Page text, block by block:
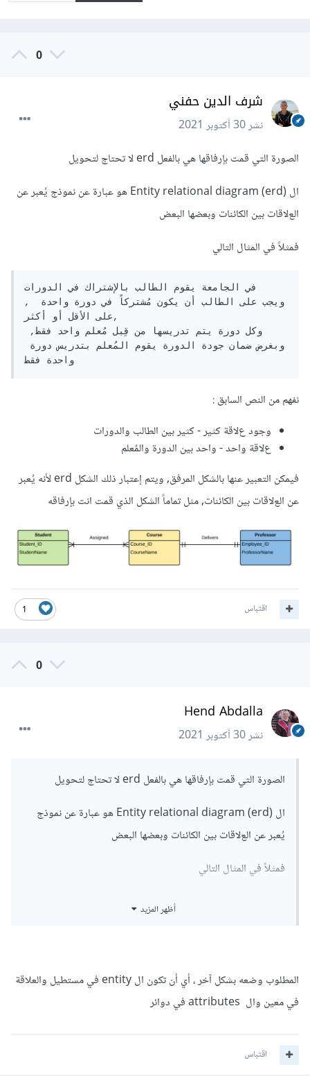
0
شرف الدين حفني
نشر30 أكتوبر 2021
الصورة التي قمت بإرفاقها هي بالفعل erd ﻻ تحتاج لتحويل
ال Entity relational diagram (erd) هو عبارة عن نموذج يُعبر عن
العﻻقات بين الكائنات وبعضها البعض
فمثلاً في المثال التالي
في الجامعة يقوم الطالب بالإشتراك في الدورات
, ويجب على الطالب أن يكون مُشتركاً في دورة واحدة
على الأقل أو أكثر,
وكل دورة يتم تدريسها من قِبل مُعلم واحد فقط,
وبغرض ضمان جودة الدورة يقوم المُعلم بتدريس دورة
نفهم من النص السابق :
وجود عﻻقة كثير - كثير بين الطالب والدورات
عﻻقة واحد - واحد بين الدورة والمُعلم
فيمكن التعبير عنها بالشكل المرفق, ويتم إعتبار ذلك الشكل erd لأنه يُعبر
عن العﻻقات بين الكائنات, مثل تماماً الشكل الذي قمت انت بإرفاقه
1 اقتباس
0
Hend Abdalla
نشر30 أكتوبر 2021
الصورة التي قمت بإرفاقها هي بالفعل erd ﻻ تحتاج لتحويل
ال Entity relational diagram (erd) هو عبارة عن نموذج
يُعبر عن العﻻقات بين الكائنات وبعضها البعض
فمثلاً في المثال التالي
وبغرض ضمان جودة الدورة يقوم المُعلم بتدريس
وجود عﻻقة كثير - كثير بين الطالب والدورات
أظهر المزيد
المطلوب وضعه بشكل آخر ، أي أن تكون ال entity في مستطيل والعلاقة
في معين وال attributes في دوائر
اقتباس